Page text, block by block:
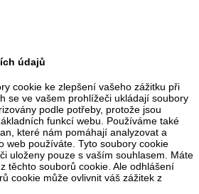
údajů
cookie ke zlepšení vašeho zážitku při
se ve vašem prohlížeči ukládají soubory
podle potřeby, protože jsou
funkcí webu. Používáme také
které nám pomáhají analyzovat a
web používáte. Tyto soubory cookie
uloženy pouze s vaším souhlasem. Máte
těchto souborů cookie. Ale odhlášení
cookie může ovlivnit váš zážitek z